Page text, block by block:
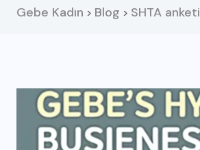
Gebe Kadın > Blog > SHTA anketi